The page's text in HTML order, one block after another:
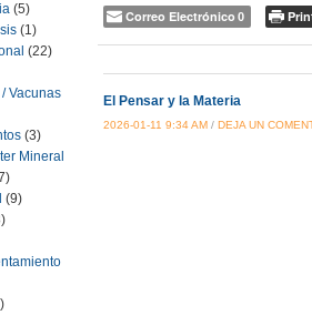
(5)
(1)
(22)
Vacunas
(3)
Mineral
(9)
Correo Electrónico 0
El Pensar y la Materia
2026-01-11 9:34 AM / DEJA UN